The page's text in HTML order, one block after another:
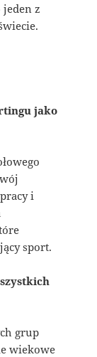
z
jako
i
sport.
grup
wiekowe